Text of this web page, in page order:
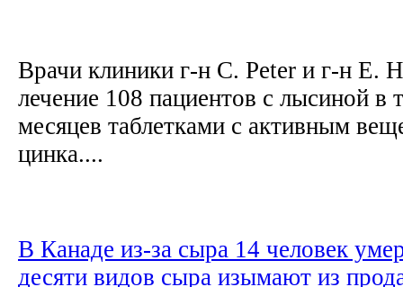
Врачи клиники г-н C. Peter и г-н E.
лечение 108 пациентов с лысиной в
месяцев таблетками с активным
цинка....
В Канаде из-за сыра 14 человек
десяти видов сыра изымают из